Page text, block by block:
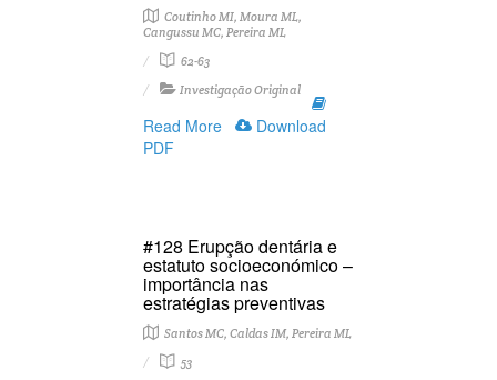
Coutinho MI, Moura ML,
Cangussu MC, Pereira ML
62-63
Investigação Original
Read More
Download
PDF
#128 Erupção dentária e
estatuto socioeconómico –
importância nas
estratégias preventivas
Santos MC, Caldas IM, Pereira ML
53